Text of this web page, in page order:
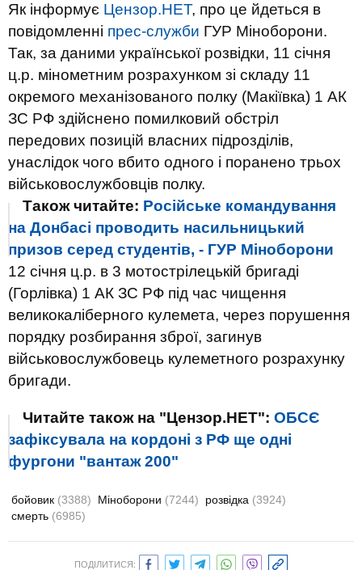
Як інформує Цензор.НЕТ, про це йдеться в
повідомленні прес-служби ГУР Міноборони.
Так, за даними української розвідки, 11 січня
ц.р. мінометним розрахунком зі складу 11
окремого механізованого полку (Макіївка) 1 АК
ЗС РФ здійснено помилковий обстріл
передових позицій власних підрозділів,
унаслідок чого вбито одного і поранено трьох
військовослужбовців полку.
Також читайте: Російське командування
на Донбасі проводить насильницький
призов серед студентів, - ГУР Міноборони
12 січня ц.р. в 3 мотострілецькій бригаді
(Горлівка) 1 АК ЗС РФ під час чищення
великокаліберного кулемета, через порушення
порядку розбирання зброї, загинув
військовослужбовець кулеметного розрахунку
бригади.
Читайте також на "Цензор.НЕТ": ОБСЄ
зафіксувала на кордоні з РФ ще одні
фургони "вантаж 200"
бойовик (3388) Міноборони (7244) розвідка (3924)
смерть (6985)
ПОДІЛИТИСЯ: